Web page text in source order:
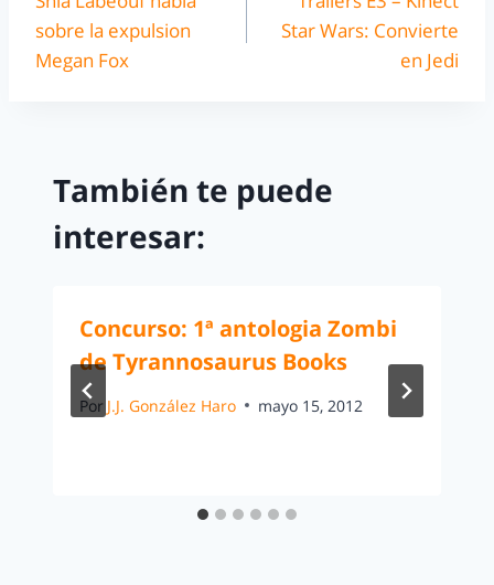
sobre la expulsion
Megan Fox
Star Wars: Convierte
en Jedi
También te puede
interesar:
Concurso: 1ª antologia Zombi
de Tyrannosaurus Books
Por J.J. González Haro mayo 15, 2012